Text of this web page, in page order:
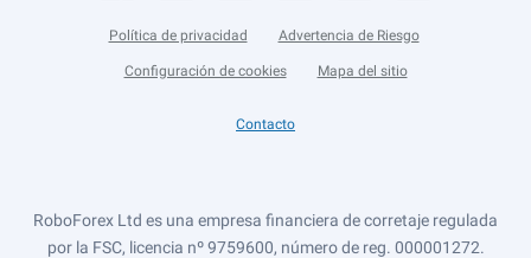
Política de privacidad Advertencia de Riesgo
Configuración de cookies Mapa del sitio
Contacto
RoboForex Ltd es una empresa financiera de corretaje regulada
por la FSC, licencia nº 9759600, número de reg. 000001272.